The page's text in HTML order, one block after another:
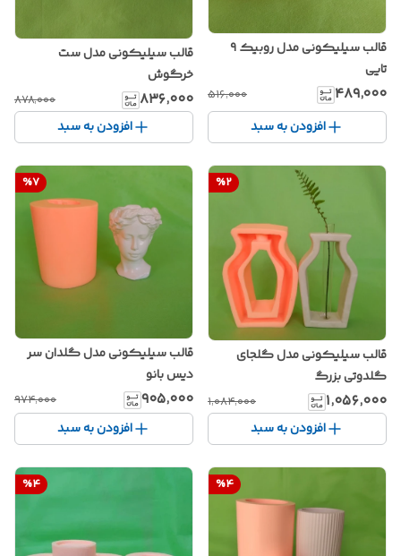
قالب سیلیکونی مدل روبیک ۹
تایی
۴۸۹٬۰۰۰ ۵۱۶٬۰۰۰
افزودن به سبد
قالب سیلیکونی مدل ست
خرگوش
۸۳۶٬۰۰۰ ۸۷۸٬۰۰۰
افزودن به سبد
%2
قالب سیلیکونی مدل گلجای
گلدوتی بزرگ‌
۱٬۰۵۶٬۰۰۰ ۱٬۰۸۴٬۰۰۰
افزودن به سبد
%7
قالب سیلیکونی مدل گلدان سر
دیس بانو
۹۰۵٬۰۰۰ ۹۷۴٬۰۰۰
افزودن به سبد
%4
%4